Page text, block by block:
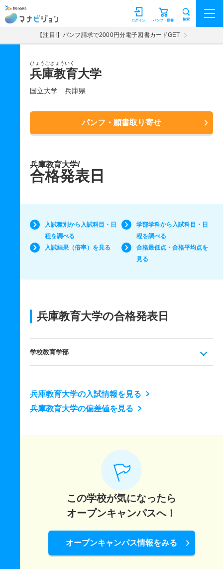
マナビジョン パンフ・願書
ログイン 検索
【注目!】パンフ請求で2000円分電子図書カードGET
ひょうごきょういく
兵庫教育大学
国立大学 兵庫県
パンフ・願書取り寄せ
兵庫教育大学/
合格発表日
入試種別から入試科目・日
程を調べる
学部学科から入試科目・日
程を調べる
入試結果（倍率）を見る
合格最低点・合格平均点を
見る
兵庫教育大学の合格発表日
学校教育学部
兵庫教育大学の入試情報を見る
兵庫教育大学の偏差値を見る
この学校が気になったら
オープンキャンパスへ！
オープンキャンパス情報をみる